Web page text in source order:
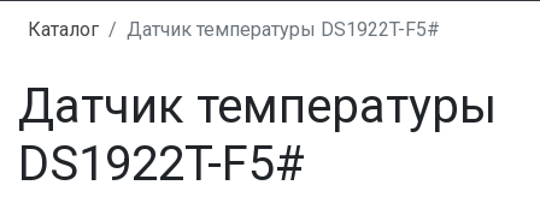
Каталог Датчик температуры DS1922T-F5#
Датчик температуры
DS1922T-F5#